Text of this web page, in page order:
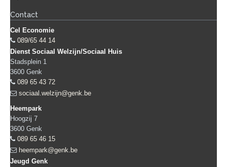
Contact
Cel Economie
089/65 44 14
Dienst Sociaal Welzijn/Sociaal Huis
Stadsplein 1
3600 Genk
089 65 43 72
sociaal.welzijn@genk.be
Heempark
Hoogzij 7
3600 Genk
089 65 46 15
heempark@genk.be
Jeugd Genk